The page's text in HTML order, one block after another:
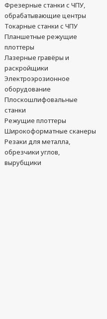
Фрезерные станки с ЧПУ,
обрабатывающие центры
Токарные станки с ЧПУ
Планшетные режущие
плоттеры
Лазерные гравёры и
раскройщики
Электроэрозионное
оборудование
Плоскошлифовальные
станки
Режущие плоттеры
Широкоформатные сканеры
Резаки для металла,
обрезчики углов,
вырубщики